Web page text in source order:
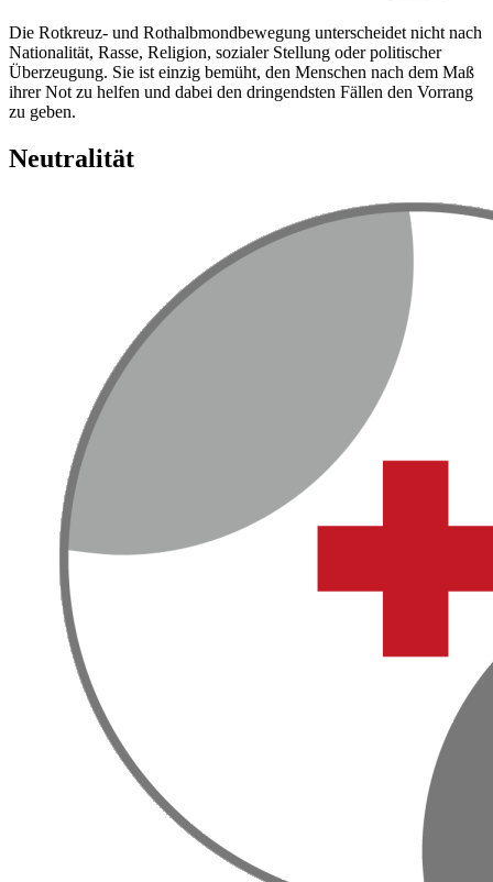
Die Rotkreuz- und Rothalbmondbewegung unterscheidet nicht nach
Nationalität, Rasse, Religion, sozialer Stellung oder politischer
Überzeugung. Sie ist einzig bemüht, den Menschen nach dem Maß
ihrer Not zu helfen und dabei den dringendsten Fällen den Vorrang
zu geben.
Neutralität